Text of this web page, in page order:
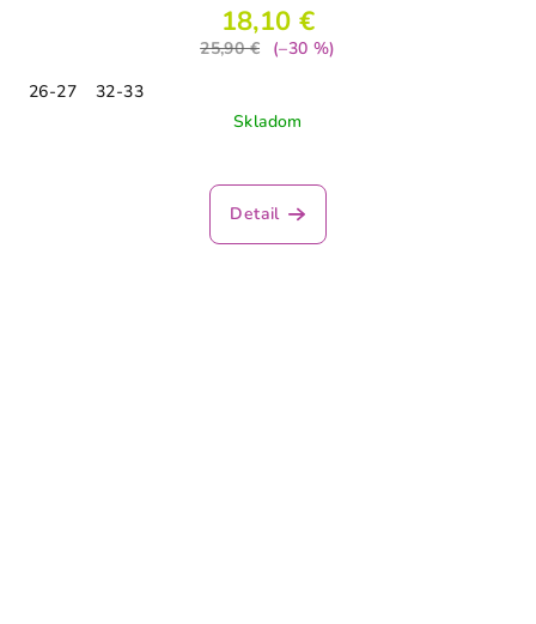
18,10 €
25,90 €
(–30 %)
26-27
32-33
Skladom
Detail